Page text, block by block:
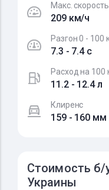
Макс. скорость
209 км/ч
Разгон 0 - 100
7.3 - 7.4 c
Расход на 100
11.2 - 12.4 л
Клиренс
159 - 160 мм
Стоимость б/
Украины